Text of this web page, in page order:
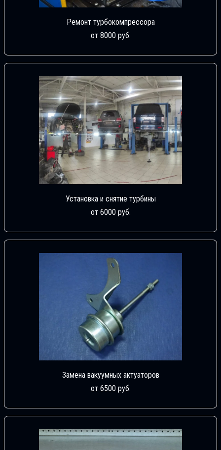
Ремонт турбокомпрессора
от 8000 руб.
Установка и снятие турбины
от 6000 руб.
Замена вакуумных актуаторов
от 6500 руб.